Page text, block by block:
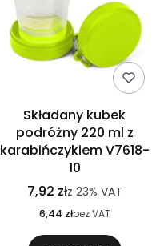
Składany kubek
podróżny 220 ml z
karabińczykiem V7618-
10
7,92 złz 23% VAT
6,44 złbez VAT